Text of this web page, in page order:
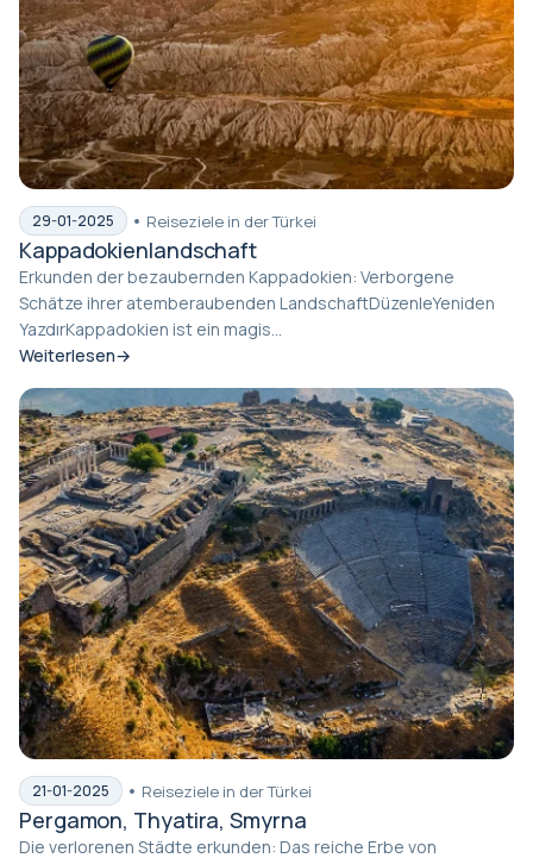
29-01-2025 Reiseziele in der Türkei
Kappadokienlandschaft
Erkunden der bezaubernden Kappadokien: Verborgene
Schätze ihrer atemberaubenden LandschaftDüzenleYeniden
YazdırKappadokien ist ein magis...
Weiterlesen
21-01-2025 Reiseziele in der Türkei
Pergamon, Thyatira, Smyrna
Die verlorenen Städte erkunden: Das reiche Erbe von